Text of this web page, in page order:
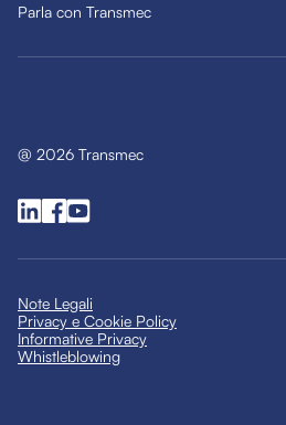
Parla con Transmec
@ 2026 Transmec
Note Legali
Privacy e Cookie Policy
Informative Privacy
Whistleblowing